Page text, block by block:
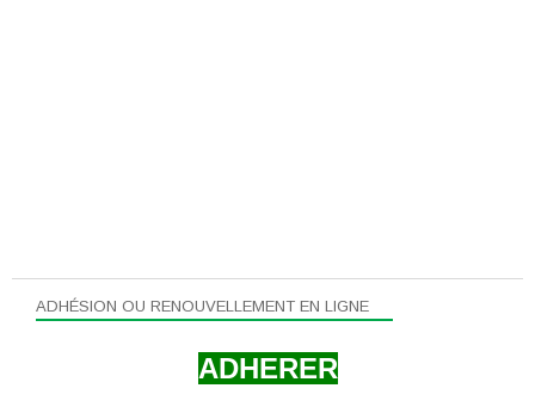
ADHÉSION OU RENOUVELLEMENT EN LIGNE
ADHERER